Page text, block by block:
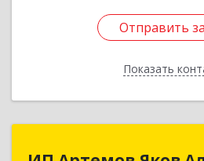
Отправить
Показать
Отправить
Назад